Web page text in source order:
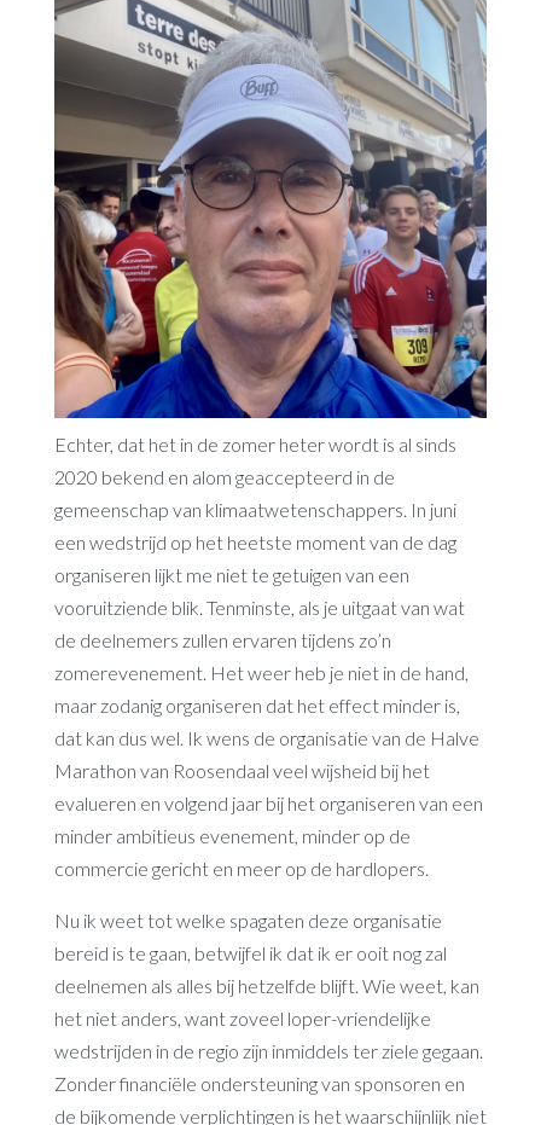
Echter, dat het in de zomer heter wordt is al sinds
2020 bekend en alom geaccepteerd in de
gemeenschap van klimaatwetenschappers. In juni
een wedstrijd op het heetste moment van de dag
organiseren lijkt me niet te getuigen van een
vooruitziende blik. Tenminste, als je uitgaat van wat
de deelnemers zullen ervaren tijdens zo’n
zomerevenement. Het weer heb je niet in de hand,
maar zodanig organiseren dat het effect minder is,
dat kan dus wel. Ik wens de organisatie van de Halve
Marathon van Roosendaal veel wijsheid bij het
evalueren en volgend jaar bij het organiseren van een
minder ambitieus evenement, minder op de
commercie gericht en meer op de hardlopers.
Nu ik weet tot welke spagaten deze organisatie
bereid is te gaan, betwijfel ik dat ik er ooit nog zal
deelnemen als alles bij hetzelfde blijft. Wie weet, kan
het niet anders, want zoveel loper-vriendelijke
wedstrijden in de regio zijn inmiddels ter ziele gegaan.
Zonder financiële ondersteuning van sponsoren en
de bijkomende verplichtingen is het waarschijnlijk niet